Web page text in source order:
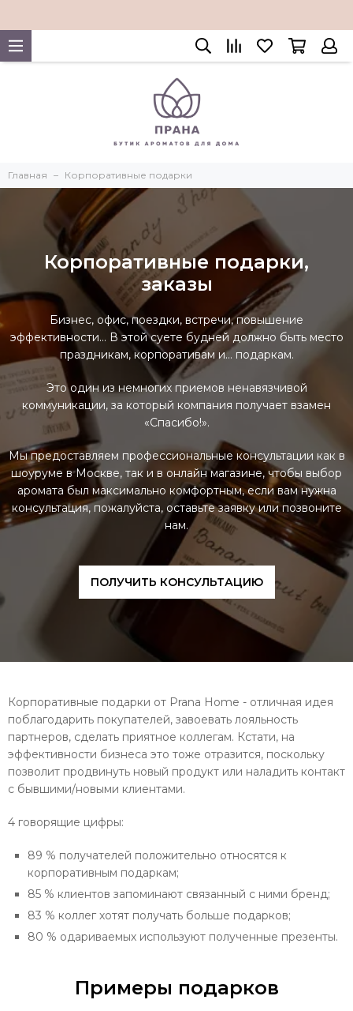
Главная Корпоративные подарки
Корпоративные подарки,
заказы
Бизнес, офис, поездки, встречи, повышение
эффективности… В этой суете будней должно быть место
праздникам, корпоративам и… подаркам.
Это один из немногих приемов ненавязчивой
коммуникации, за который компания получает взамен
«Спасибо!».
Мы предоставляем профессиональные консультации как в
шоуруме в Москве, так и в онлайн магазине, чтобы выбор
аромата был максимально комфортным, если вам нужна
консультация, пожалуйста, оставьте заявку или позвоните
нам.
ПОЛУЧИТЬ КОНСУЛЬТАЦИЮ
Корпоративные подарки от Prana Home - отличная идея
поблагодарить покупателей, завоевать лояльность
партнеров, сделать приятное коллегам. Кстати, на
эффективности бизнеса это тоже отразится, поскольку
позволит продвинуть новый продукт или наладить контакт
с бывшими/новыми клиентами.
4 говорящие цифры:
89 % получателей положительно относятся к
корпоративным подаркам;
85 % клиентов запоминают связанный с ними бренд;
83 % коллег хотят получать больше подарков;
80 % одариваемых используют полученные презенты.
Примеры подарков